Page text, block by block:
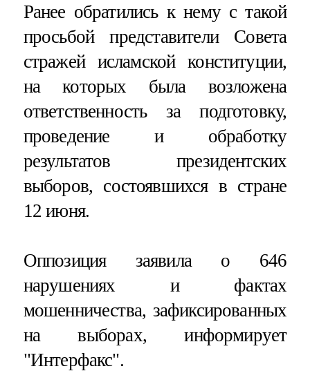
Ранее обратились к нему с такой
просьбой представители Совета
стражей исламской конституции,
на которых была возложена
ответственность за подготовку,
проведение и обработку
результатов президентских
выборов, состоявшихся в стране
12 июня.
Оппозиция заявила о 646
нарушениях и фактах
мошенничества, зафиксированных
на выборах, информирует
"Интерфакс".